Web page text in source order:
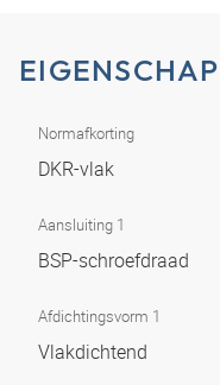
Normafkorting
DKR-vlak
Aansluiting 1
BSP-schroefdraad
Afdichtingsvorm 1
Vlakdichtend